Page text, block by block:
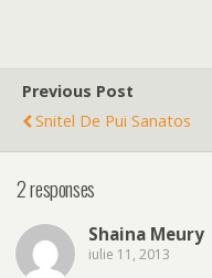
Previous Post
Snitel De Pui Sanatos
2 responses
Shaina Meury
iulie 11, 2013